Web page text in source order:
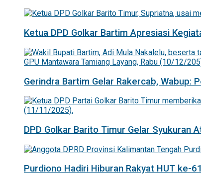
Ketua DPD Golkar Bartim Apresiasi
Gerindra Bartim Gelar Rakercab, Wabup:
DPD Golkar Barito Timur Gelar Syukuran
Purdiono Hadiri Hiburan Rakyat HUT ke-